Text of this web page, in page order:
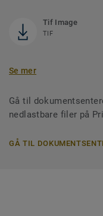
Tif Image
TIF
Se mer
Gå til
nedlastbare filer på
GÅ TIL